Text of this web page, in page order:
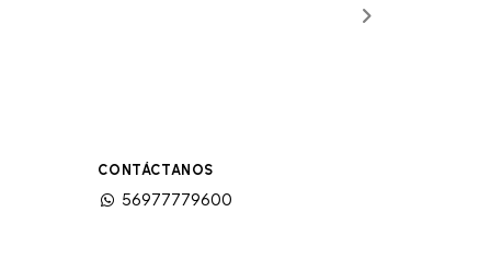
CONTÁCTANOS
56977779600